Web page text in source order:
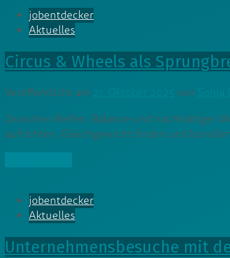
jobentdecker
Aktuelles
Circus & Wheels als
Veröffentlicht am von
Zwischen Reifen, Balance und nachhaltiger
aufrichten, Gleichgewicht finden und
jobentdecker
Aktuelles
Unternehmensbesuche mit